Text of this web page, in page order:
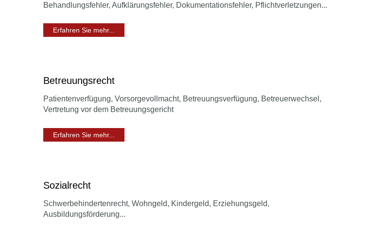
Behandlungsfehler, Aufklärungsfehler, Dokumentationsfehler, Pflichtverletzungen...
Erfahren Sie mehr...
Betreuungsrecht
Patientenverfügung, Vorsorgevollmacht, Betreuungsverfügung, Betreuerwechsel,
Vertretung vor dem Betreuungsgericht
Erfahren Sie mehr...
Sozialrecht
Schwerbehindertenrecht, Wohngeld, Kindergeld, Erziehungsgeld,
Ausbildungsförderung...